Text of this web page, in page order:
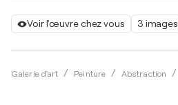
Voir l'œuvre chez vous 3 images
Galerie d'art Peinture Abstraction